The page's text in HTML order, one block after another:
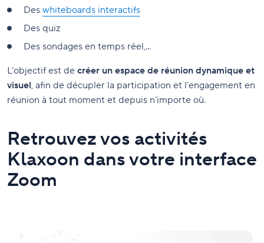
Des whiteboards interactifs
Des quiz
Des sondages en temps réel,...
L’objectif est de créer un espace de réunion dynamique et
visuel, afin de décupler la participation et l’engagement en
réunion à tout moment et depuis n’importe où.
Retrouvez vos activités
Klaxoon dans votre interface
Zoom